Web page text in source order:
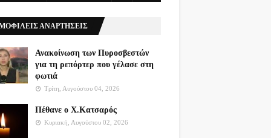
ΑΝΑΡΤΗΣΕΙΣ
Ανακοίνωση των Πυροσβεστών
για τη ρεπόρτερ που γέλασε στη
φωτιά
Τρίτη, Αυγούστου 04, 2026
Πέθανε ο Χ.Κατσαρός
Κυριακή, Αυγούστου 02, 2026